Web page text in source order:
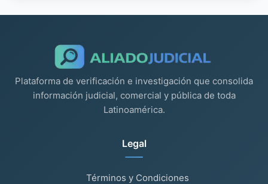
Plataforma de verificación e investigación que consolida
información judicial, comercial y pública de toda
Latinoamérica.
Legal
Términos y Condiciones